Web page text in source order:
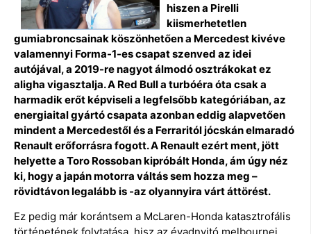
hiszen a Pirelli
kiismerhetetlen
gumiabroncsainak köszönhetően a Mercedest kivéve
valamennyi Forma-1-es csapat szenved az idei
autójával, a 2019-re nagyot álmodó osztrákokat ez
aligha vigasztalja. A Red Bull a turbóéra óta csak a
harmadik erőt képviseli a legfelsőbb kategóriában, az
energiaital gyártó csapata azonban eddig alapvetően
mindent a Mercedestől és a Ferraritól jócskán elmaradó
Renault erőforrásra fogott. A Renault ezért ment, jött
helyette a Toro Rossoban kipróbált Honda, ám úgy néz
ki, hogy a japán motorra váltás sem hozza meg –
rövidtávon legalább is -az olyannyira várt áttörést.
Ez pedig már korántsem a McLaren-Honda katasztrofális